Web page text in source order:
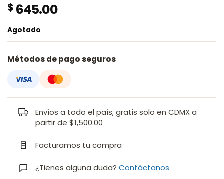
$ 645.00
Agotado
Métodos de pago seguros
Envíos a todo el país, gratis solo en CDMX a
partir de $1,500.00
Facturamos tu compra
¿Tienes alguna duda? Contáctanos